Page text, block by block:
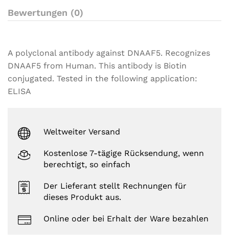
Bewertungen (0)
A polyclonal antibody against DNAAF5. Recognizes
DNAAF5 from Human. This antibody is Biotin
conjugated. Tested in the following application:
ELISA
Weltweiter Versand
Kostenlose 7-tägige Rücksendung, wenn
berechtigt, so einfach
Der Lieferant stellt Rechnungen für
dieses Produkt aus.
Online oder bei Erhalt der Ware bezahlen